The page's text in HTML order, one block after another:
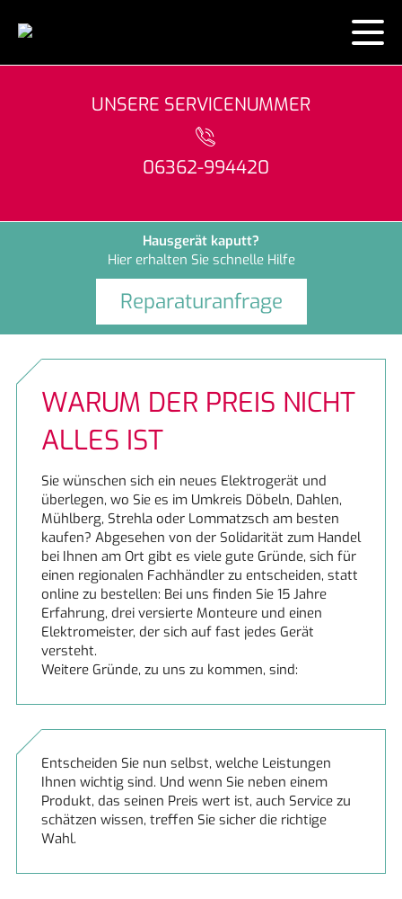
Wertgarantie
Bosch
Bosch
Constructa
JoMi Wasserfilteranlagen
Miele
Miele
Naber
ORANIER Küchentechnik
HAUSGERÄTE
Beratung
Finanzierung
ERSATZTEILE
Angebote
UNSERE SERVICENUMMER
06362-994420
Reparaturanfrage
Hausgerät kaputt?
Hier erhalten Sie schnelle Hilfe
WARUM DER PREIS NICHT
ALLES IST
Sie wünschen sich ein neues Elektrogerät und
überlegen, wo Sie es im Umkreis Döbeln, Dahlen,
Mühlberg, Strehla oder Lommatzsch am besten
kaufen? Abgesehen von der Solidarität zum Handel
bei Ihnen am Ort gibt es viele gute Gründe, sich für
einen regionalen Fachhändler zu entscheiden, statt
online zu bestellen: Bei uns finden Sie 15 Jahre
Erfahrung, drei versierte Monteure und einen
Elektromeister, der sich auf fast jedes Gerät
versteht.
Weitere Gründe, zu uns zu kommen, sind:
Entscheiden Sie nun selbst, welche Leistungen
Ihnen wichtig sind. Und wenn Sie neben einem
Produkt, das seinen Preis wert ist, auch Service zu
schätzen wissen, treffen Sie sicher die richtige
Wahl.